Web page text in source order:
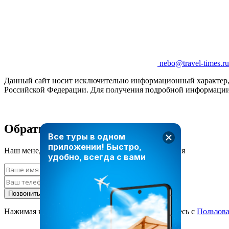
Все туры в одном
приложении! Быстро,
удобно, всегда с вами
nebo@travel-times.ru
Данный сайт носит исключительно информационный
Российской Федерации. Для получения подробной
Обратный звонок
Наш менеджер свяжется с вами в ближайшее время
Позвонить мне
Нажимая кнопку «Позвонить мне», вы соглашаетесь с